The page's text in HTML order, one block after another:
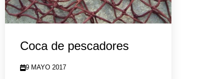
Coca de pescadores
9 MAYO 2017